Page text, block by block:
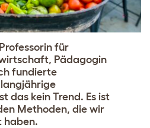
für
Pädagogin
fundierte
das kein Trend. Es ist
Methoden, die wir
haben.